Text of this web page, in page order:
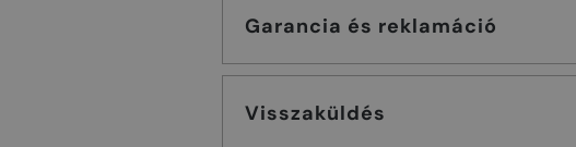
Garancia és reklamáció
Visszaküldés